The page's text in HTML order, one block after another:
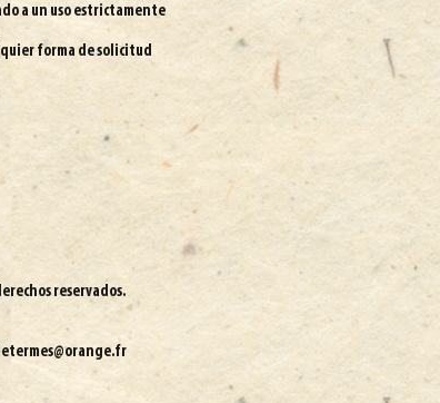
a un uso estrictamente
forma de solicitud
reservados.